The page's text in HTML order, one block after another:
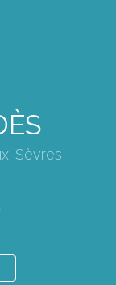
Sèvres